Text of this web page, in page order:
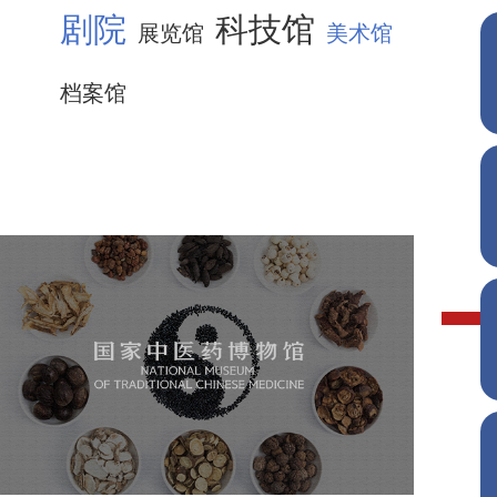
剧院 展览馆 科技馆 美术馆
档案馆
国家中医药博物馆
文化艺术 博物馆
博物馆网站建设
智慧博物馆